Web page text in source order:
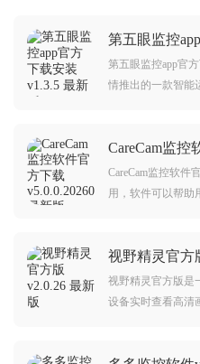
第五眼监控
第五眼监控app官
情推出的一款智能
使用。
CareCam监控
最新版
CareCam监控软件
用，软件可以帮助
赶紧前来下载使用
视野精灵官方
视野精灵官方版是
设备实时查看高清